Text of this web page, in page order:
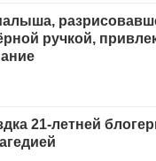
ручкой,
21-летней